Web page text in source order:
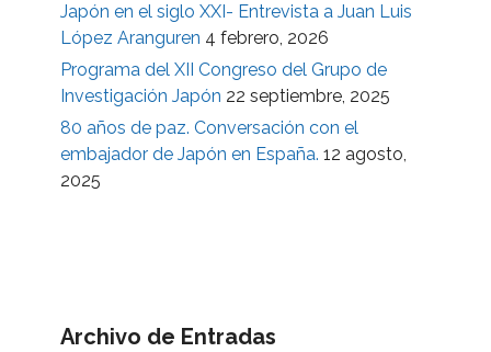
Japón en el siglo XXI- Entrevista a Juan Luis
López Aranguren 4 febrero, 2026
Programa del XII Congreso del Grupo de
Investigación Japón 22 septiembre, 2025
80 años de paz. Conversación con el
embajador de Japón en España. 12 agosto,
2025
Archivo de Entradas